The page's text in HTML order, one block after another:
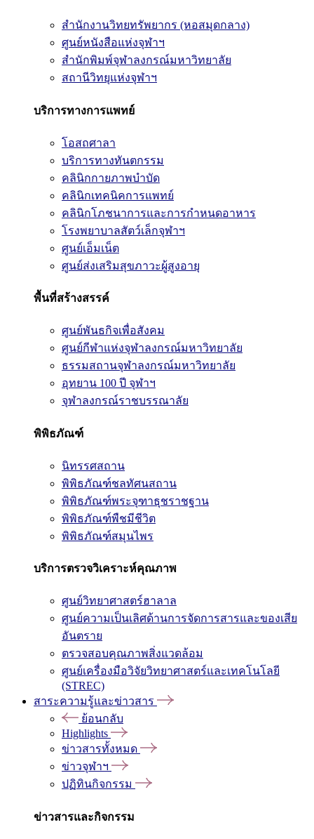
สำนักงานวิทยทรัพยากร (หอสมุดกลาง)
ศูนย์หนังสือแห่งจุฬาฯ
สำนักพิมพ์จุฬาลงกรณ์มหาวิทยาลัย
สถานีวิทยุแห่งจุฬาฯ
บริการทางการแพทย์
โอสถศาลา
บริการทางทันตกรรม
คลินิกกายภาพบำบัด
คลินิกเทคนิคการแพทย์
คลินิกโภชนาการและการกำหนดอาหาร
โรงพยาบาลสัตว์เล็กจุฬาฯ
ศูนย์เอ็มเน็ต
ศูนย์ส่งเสริมสุขภาวะผู้สูงอายุ
พื้นที่สร้างสรรค์
ศูนย์พันธกิจเพื่อสังคม
ศูนย์กีฬาแห่งจุฬาลงกรณ์มหาวิทยาลัย
ธรรมสถานจุฬาลงกรณ์มหาวิทยาลัย
อุทยาน 100 ปี จุฬาฯ
จุฬาลงกรณ์ราชบรรณาลัย
พิพิธภัณฑ์
นิทรรศสถาน
พิพิธภัณฑ์ชลทัศนสถาน
พิพิธภัณฑ์พระจุฑาธุชราชฐาน
พิพิธภัณฑ์พืชมีชีวิต
พิพิธภัณฑ์สมุนไพร
บริการตรวจวิเคราะห์คุณภาพ
ศูนย์วิทยาศาสตร์ฮาลาล
ศูนย์ความเป็นเลิศด้านการจัดการสารและของเสีย
อันตราย
ตรวจสอบคุณภาพสิ่งแวดล้อม
ศูนย์เครื่องมือวิจัยวิทยาศาสตร์และเทคโนโลยี
(STREC)
สาระความรู้และข่าวสาร
ย้อนกลับ
Highlights
ข่าวสารทั้งหมด
ข่าวจุฬาฯ
ปฏิทินกิจกรรม
ข่าวสารและกิจกรรม